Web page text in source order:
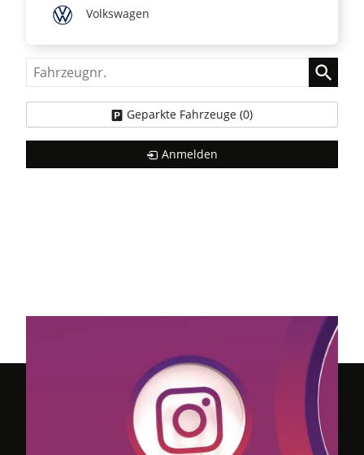
Volkswagen
Fahrzeugnr.
Geparkte Fahrzeuge (0)
Anmelden